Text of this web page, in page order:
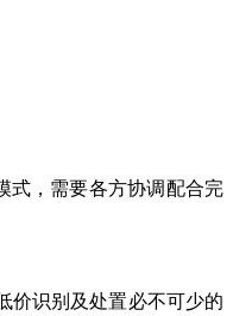
式，需要各方协调配合完
价识别及处置必不可少的